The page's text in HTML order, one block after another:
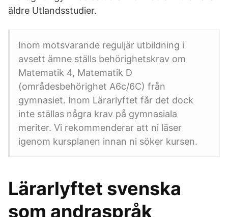
äldre Utlandsstudier.
Inom motsvarande reguljär utbildning i
avsett ämne ställs behörighetskrav om
Matematik 4, Matematik D
(områdesbehörighet A6c/6C) från
gymnasiet. Inom Lärarlyftet får det dock
inte ställas några krav på gymnasiala
meriter. Vi rekommenderar att ni läser
igenom kursplanen innan ni söker kursen.
Lärarlyftet svenska
som andraspråk